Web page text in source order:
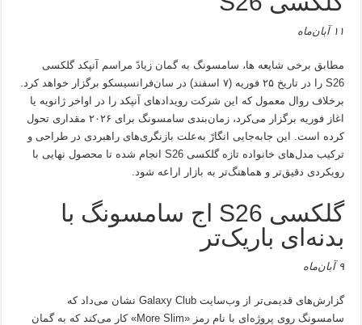
۱۱ آبان‌ماه
مطابق برخی شایعه ها، سامسونگ به گمان زیادً مراسم آنپکد گلکسی
S26 را در تاریخ ۲۵ فوریه (۷ اسفند) در سان‌فرانسیسکو برگزار خواهد کرد.
برخلاف روال معمول که این شرکت رویدادهای آنپکد را در اواخر ژانویه یا
اغاز فوریه برگزار می‌کرد، زمان‌بندی سامسونگ برای ۲۰۲۶ مقداری تحول
کرده است. این جابه‌جایی انگارً به‌علت بازنگری‌های راهبردی در طراحی و
ترکیب مدل‌های خانواده تازه گلکسی S26 انجام شده تا محصول نهایی با
رویکردی دقیق‌تر و هماهنگ‌تر به بازار اراعه شود.
گلکسی S26 اج سامسونگ با
بدنه‌ای باریک‌تر
۹ آبان‌ماه
گزارش‌های قدیمی‌تر از وب‌سایت Galaxy Club نشان می‌داد که
سامسونگ روی پروژه‌ای با نام رمز «More Slim» کار می‌کند که به گمان